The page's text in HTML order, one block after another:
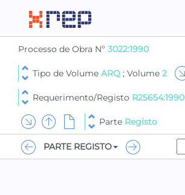
Processo de Obra Nº 3022:1990
Tipo de Volume ARQ ; Volume 2
Requerimento/Registo R25654:1990
Parte Registo
PARTE REGISTO